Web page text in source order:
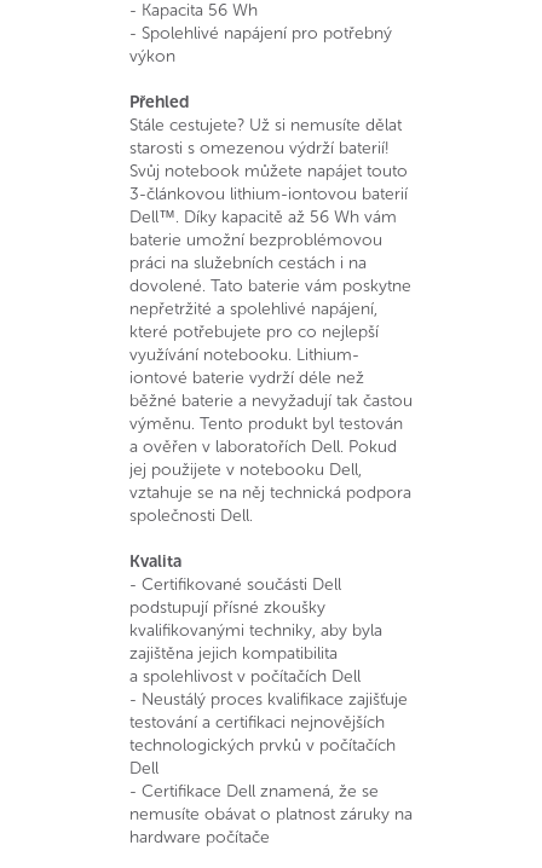
- Kapacita 56 Wh
- Spolehlivé napájení pro potřebný
výkon
Přehled
Stále cestujete? Už si nemusíte dělat
starosti s omezenou výdrží baterií!
Svůj notebook můžete napájet touto
3-článkovou lithium-iontovou baterií
Dell™. Díky kapacitě až 56 Wh vám
baterie umožní bezproblémovou
práci na služebních cestách i na
dovolené. Tato baterie vám poskytne
nepřetržité a spolehlivé napájení,
které potřebujete pro co nejlepší
využívání notebooku. Lithium-
iontové baterie vydrží déle než
běžné baterie a nevyžadují tak častou
výměnu. Tento produkt byl testován
a ověřen v laboratořích Dell. Pokud
jej použijete v notebooku Dell,
vztahuje se na něj technická podpora
společnosti Dell.
Kvalita
- Certifikované součásti Dell
podstupují přísné zkoušky
kvalifikovanými techniky, aby byla
zajištěna jejich kompatibilita
a spolehlivost v počítačích Dell
- Neustálý proces kvalifikace zajišťuje
testování a certifikaci nejnovějších
technologických prvků v počítačích
Dell
- Certifikace Dell znamená, že se
nemusíte obávat o platnost záruky na
hardware počítače